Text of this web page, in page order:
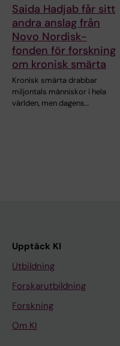
Saida Hadjab får sitt
andra anslag från
Novo Nordisk-
fonden för forskning
om kronisk smärta
Kronisk smärta drabbar
miljontals människor i hela
världen, men dagens…
Upptäck KI
Utbildning
Forskarutbildning
Forskning
Om KI